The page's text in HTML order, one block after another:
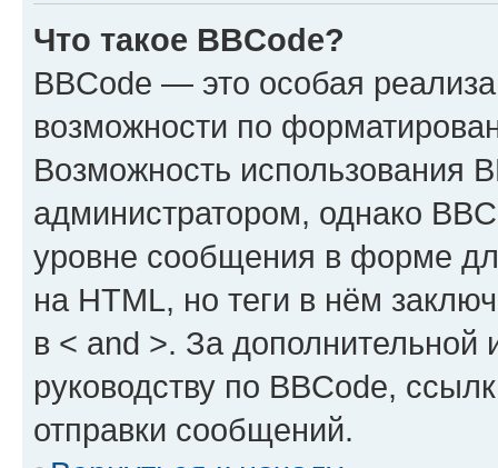
Что такое BBCode?
BBCode — это особая
возможности по
Возможность использования
администратором, однако
уровне сообщения в форме
на HTML, но теги в нём
в < and >. За
руководству по BBCode,
отправки сообщений.